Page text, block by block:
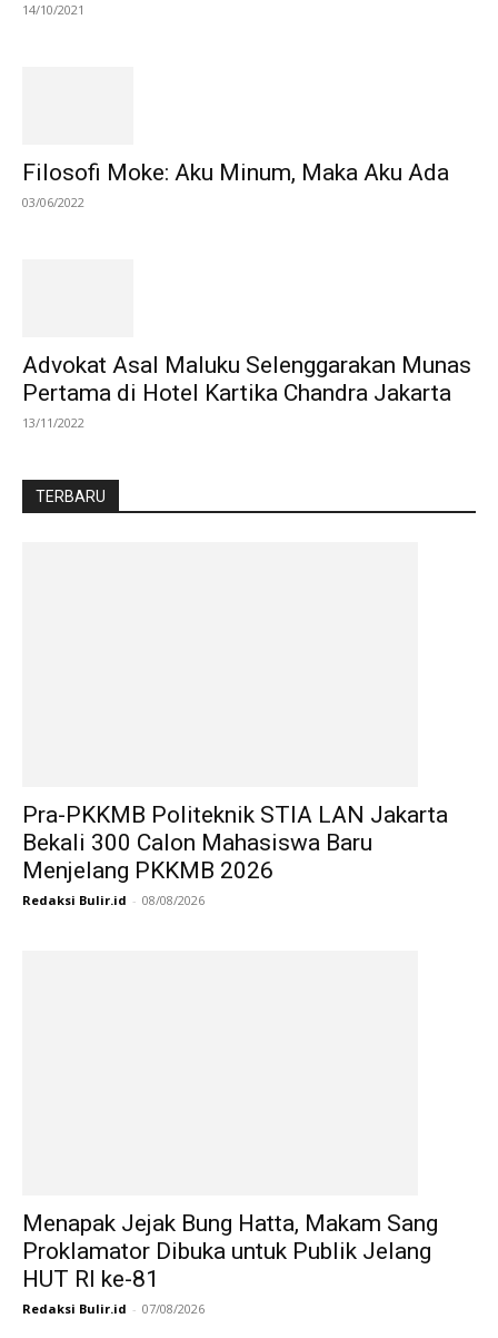
14/10/2021
Filosofi Moke: Aku Minum, Maka Aku Ada
03/06/2022
Advokat Asal Maluku Selenggarakan Munas
Pertama di Hotel Kartika Chandra Jakarta
13/11/2022
TERBARU
Pra-PKKMB Politeknik STIA LAN Jakarta
Bekali 300 Calon Mahasiswa Baru
Menjelang PKKMB 2026
Redaksi Bulir.id - 08/08/2026
Menapak Jejak Bung Hatta, Makam Sang
Proklamator Dibuka untuk Publik Jelang
HUT RI ke-81
Redaksi Bulir.id - 07/08/2026